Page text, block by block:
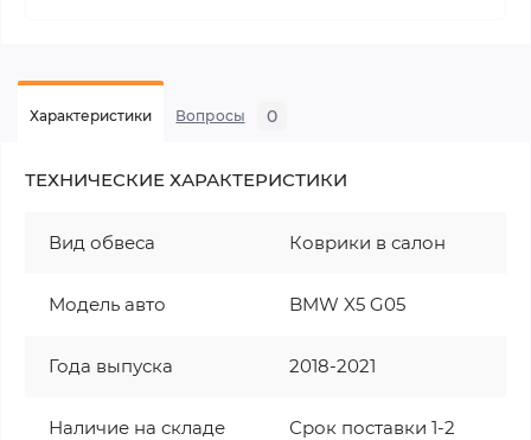
Характеристики Вопросы 0
ТЕХНИЧЕСКИЕ ХАРАКТЕРИСТИКИ
Вид обвеса Коврики в салон
Модель авто BMW X5 G05
Года выпуска 2018-2021
Наличие на складе
Срок поставки 1-2